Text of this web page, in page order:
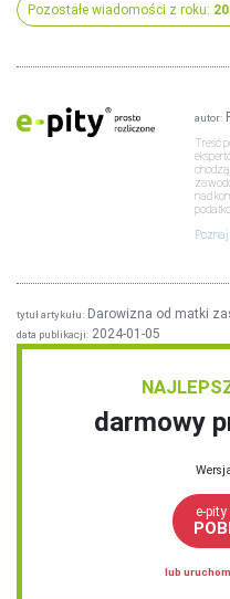
darmowy
e-
lub
Pozostałe wiadomości z roku:
autor:
Treść
nad
Poznaj
tytuł artykułu: Darowizna od matki
data publikacji: 2024-01-05